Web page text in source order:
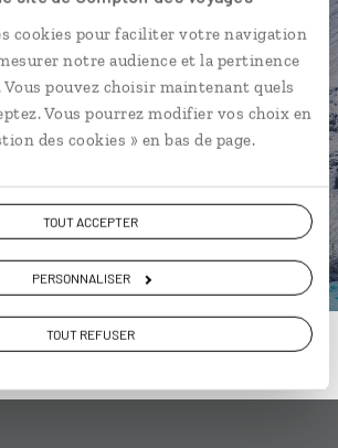
cookies pour faciliter votre navigation
notre audience et la pertinence
pouvez choisir maintenant quels
Vous pourrez modifier vos choix en
des cookies » en bas de page.
TOUT ACCEPTER
PERSONNALISER
TOUT REFUSER
?
Canal Rideau CN Tower
Fleuve Île Manitoulin
Montréal